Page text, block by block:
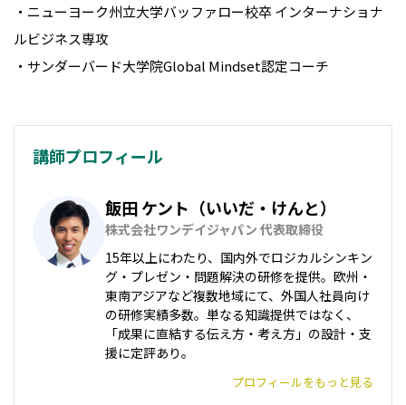
・ニューヨーク州立大学バッファロー校卒 インターナショナ
ルビジネス専攻
・サンダーバード大学院Global Mindset認定コーチ
講師プロフィール
飯田 ケント（いいだ・けんと）
株式会社ワンデイジャパン 代表取締役
15年以上にわたり、国内外でロジカルシンキン
グ・プレゼン・問題解決の研修を提供。欧州・
東南アジアなど複数地域にて、外国人社員向け
の研修実績多数。単なる知識提供ではなく、
「成果に直結する伝え方・考え方」の設計・支
援に定評あり。
プロフィールをもっと見る